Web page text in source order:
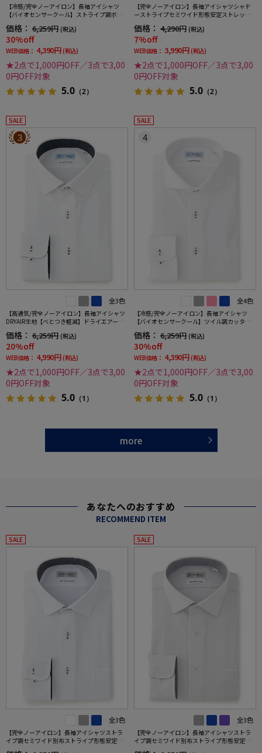
【冷感/完全ノーアイロン】長袖アイシャツ
【バイオセンサークール】ストライプ調ボタ
効果吸汗速乾ワイシャツ春夏
価格： 6,259円 (税込)
30%off
WEB価格： 4,390円 (税込)
★2点で1,000円OFF／3点で3,00
0円OFF対象
5.0 （2）
【完全ノーアイロン】長袖アイシャツシャド
ーストライプセミワイド形態安定ストレッチ
価格： 4,290円 (税込)
7%off
WEB価格： 3,990円 (税込)
★2点で1,000円OFF／3点で3,00
0円OFF対象
5.0 （2）
SALE
3
全3色
【高通気/完全ノーアイロン】長袖アイシャツ
DRYAIR生地【べとつき軽減】ドライエアース
定ストレッチ防汚効果吸汗速乾ワイシャツ春
夏
価格： 6,259円 (税込)
20%off
WEB価格： 4,990円 (税込)
★2点で1,000円OFF／3点で3,00
0円OFF対象
5.0 （1）
SALE
4
全4色
【冷感/完全ノーアイロン】長袖アイシャツ
【バイオセンサークール】ツイル調カッタウ
汗速乾ワイシャツ春夏
価格： 6,259円 (税込)
30%off
WEB価格： 4,390円 (税込)
★2点で1,000円OFF／3点で3,00
0円OFF対象
5.0 （1）
more
あなたへのおすすめ
RECOMMEND ITEM
SALE
全3色
【完全ノーアイロン】長袖アイシャツストラ
イプ調セミワイド別布ストライプ形態安定ス
SALE
全3色
【完全ノーアイロン】長袖アイシャツストラ
イプ調セミワイド別布ストライプ形態安定ス